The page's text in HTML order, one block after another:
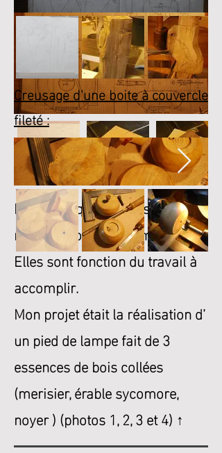
Les techniques de prises et de
reprises sont très nombreuses .
Elles sont fonction du travail à
accomplir.
Mon projet était la réalisation d’
un pied de lampe fait de 3
essences de bois collées
(merisier, érable sycomore,
noyer )(photos 1, 2, 3 et 4) ↑
Creusage d'une boite à couvercle
fileté :